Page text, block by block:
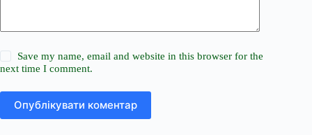
Save my name, email and website in this browser for the
next time I comment.
Опублікувати коментар